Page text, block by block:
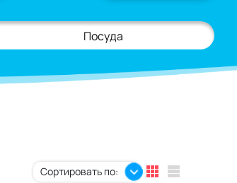
Посуда
Сортировать по: